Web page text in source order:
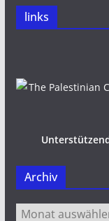
links
Archiv
Archiv